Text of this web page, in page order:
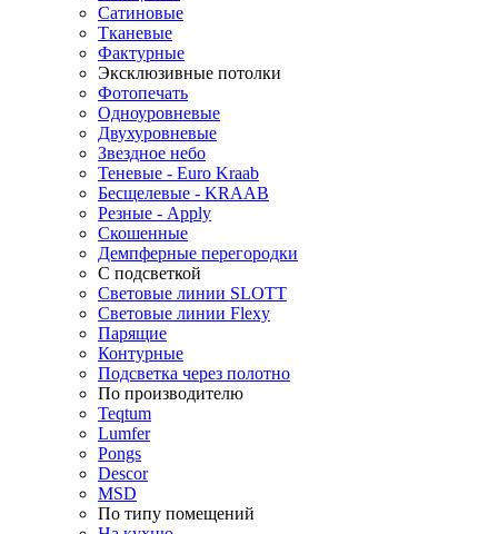
Сатиновые
Тканевые
Фактурные
Эксклюзивные потолки
Фотопечать
Одноуровневые
Двухуровневые
Звездное небо
Теневые - Euro Kraab
Бесщелевые - KRAAB
Резные - Apply
Скошенные
Демпферные перегородки
С подсветкой
Световые линии SLOTT
Световые линии Flexy
Парящие
Контурные
Подсветка через полотно
По производителю
Teqtum
Lumfer
Pongs
Descor
MSD
По типу помещений